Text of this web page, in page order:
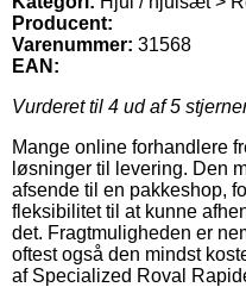
Producent:
Varenummer: 31568
EAN:
Vurderet til 4 ud af 5
Mange online forhandlere
løsninger til levering. Den
afsende til en pakkeshop,
fleksibilitet til at kunne
det. Fragtmuligheden er
oftest også den mindst
af Specialized Roval